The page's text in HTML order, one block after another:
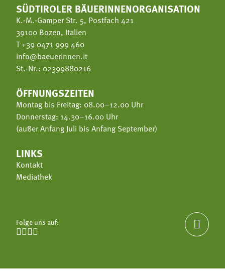
SÜDTIROLER BÄUERINNENORGANISATION
K.-M.-Gamper Str. 5, Postfach 421
39100 Bozen, Italien
T+39 0471 999 460
info@baeuerinnen.it
St.-Nr.: 02399880216
ÖFFNUNGSZEITEN
Montag bis Freitag: 08.00–12.00 Uhr
Donnerstag: 14.30–16.00 Uhr
(außer Anfang Juli bis Anfang September)
LINKS
Kontakt
Mediathek
Folge uns auf:

